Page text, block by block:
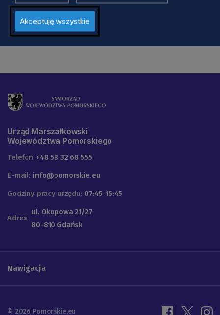
Urząd Marszałkowski
Województwa Pomorskiego
Telefon +48 58 32 68 555
E-mail: info@pomorskie.eu
Godziny pracy urzędu: 07:45-15:45
Adres:
ul. Okopowa 21/27
80-810 Gdańsk
Nawigacja
© 2026 Pomorskie.eu
Akceptuję wszystkie